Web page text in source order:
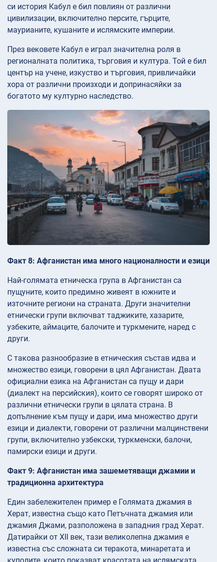
си история Кабул е бил повлиян от различни
цивилизации, включително персите, гърците,
маурианите, кушаните и ислямските империи.
През вековете Кабул е играл значителна роля в
регионалната политика, търговия и култура. Той е бил
център на учене, изкуство и търговия, привличайки
хора от различни произходи и допринасяйки за
богатото му културно наследство.
Факт 8: Афганистан има много националности и езици
Най-голямата етническа група в Афганистан са
пущуните, които предимно живеят в южните и
източните региони на страната. Други значителни
етнически групи включват таджиките, хазарите,
узбеките, аймаците, балочите и туркмените, наред с
други.
С такова разнообразие в етническия състав идва и
множество езици, говорени в цял Афганистан. Двата
официални езика на Афганистан са пущу и дари
(диалект на персийския), които се говорят широко от
различни етнически групи в цялата страна. В
допълнение към пущу и дари, има множество други
езици и диалекти, говорени от различни малцинствени
групи, включително узбекски, туркменски, балочи,
памирски езици и други.
Факт 9: Афганистан има зашеметяващи джамии и
традиционна архитектура
Един забележителен пример е Голямата джамия в
Херат, известна също като Петъчната джамия или
джамия Джами, разположена в западния град Херат.
Датирайки от XII век, тази великолепна джамия е
известна със сложната си теракота, минаретата и
куполите, които показват красотата на ислямската